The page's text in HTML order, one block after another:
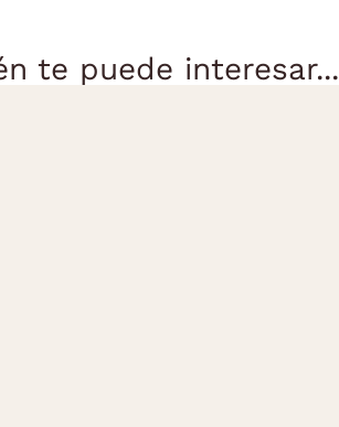
te puede interesar...